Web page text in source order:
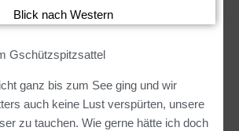
Blick nach Western
Gschützspitzsattel
ganz bis zum See ging und wir
auch keine Lust verspürten, unsere
zu tauchen. Wie gerne hätte ich doch